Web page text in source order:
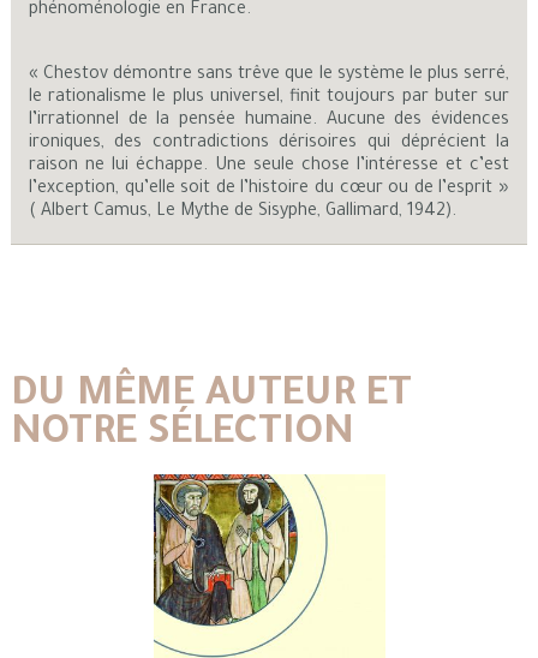
phénoménologie en France.
« Chestov démontre sans trêve que le système le plus serré,
le rationalisme le plus universel, finit toujours par buter sur
l’irrationnel de la pensée humaine. Aucune des évidences
ironiques, des contradictions dérisoires qui déprécient la
raison ne lui échappe. Une seule chose l’intéresse et c’est
l’exception, qu’elle soit de l’histoire du cœur ou de l’esprit »
( Albert Camus, Le Mythe de Sisyphe, Gallimard, 1942).
DU MÊME AUTEUR ET
NOTRE SÉLECTION